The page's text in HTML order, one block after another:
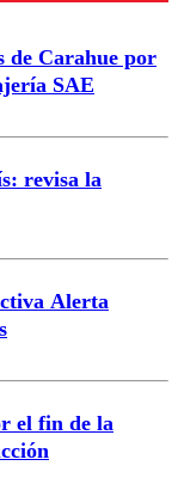
de Carahue por
SAE
revisa la
Alerta
el fin de la